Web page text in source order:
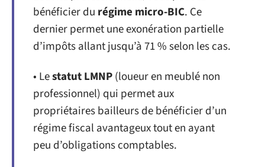
bénéficier du régime micro-BIC. Ce
dernier permet une exonération partielle
d’impôts allant jusqu’à 71 % selon les cas.
• Lestatut LMNP(loueur en meublé non
professionnel) qui permet aux
propriétaires bailleurs de bénéficier d’un
régime fiscal avantageux tout en ayant
peu d’obligations comptables.